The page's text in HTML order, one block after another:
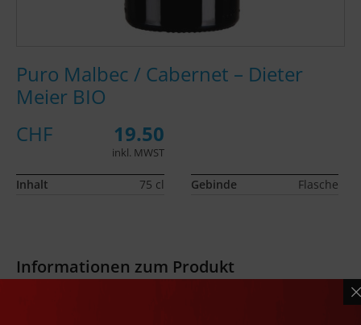
Informationen zum Produkt
Puro Malbec / Cabernet – Dieter
Meier BIO
CHF
19.50
inkl. MWST
Inhalt 75 cl Gebinde Flasche